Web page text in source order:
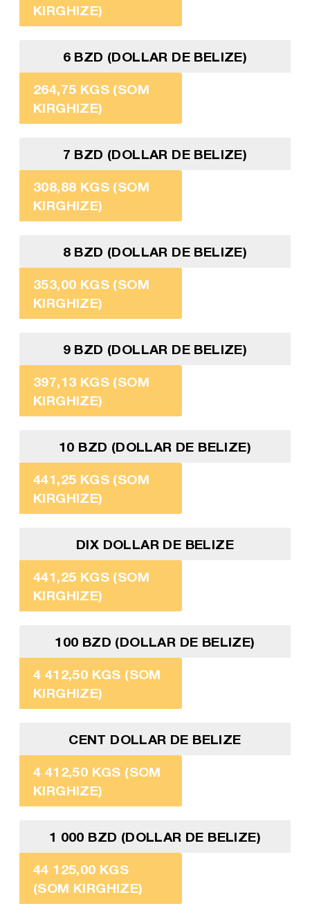
KIRGHIZE)
6 BZD (DOLLAR DE BELIZE)
264,75 KGS (SOM
KIRGHIZE)
7 BZD (DOLLAR DE BELIZE)
308,88 KGS (SOM
KIRGHIZE)
8 BZD (DOLLAR DE BELIZE)
353,00 KGS (SOM
KIRGHIZE)
9 BZD (DOLLAR DE BELIZE)
397,13 KGS (SOM
KIRGHIZE)
10 BZD (DOLLAR DE BELIZE)
441,25 KGS (SOM
KIRGHIZE)
DIX DOLLAR DE BELIZE
441,25 KGS (SOM
KIRGHIZE)
100 BZD (DOLLAR DE BELIZE)
4 412,50 KGS (SOM
KIRGHIZE)
CENT DOLLAR DE BELIZE
4 412,50 KGS (SOM
KIRGHIZE)
1 000 BZD (DOLLAR DE BELIZE)
44 125,00 KGS
(SOM KIRGHIZE)